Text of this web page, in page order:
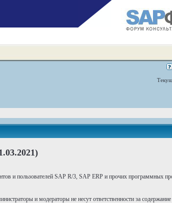
и пользователей SAP R/3, SAP ERP и прочих программных
и модераторы не несут ответственности за